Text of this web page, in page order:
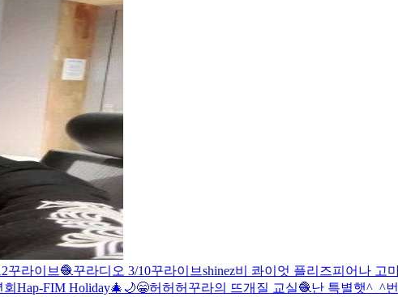
꾸라이브🧶꾸라디오 3/10꾸라이브shinez비 콰이엇 플리즈피어나 고
Hap-FIM Holiday🎄🌙😁허허허 꾸라의 뜨개질 교실🧶난 특별햇^_^